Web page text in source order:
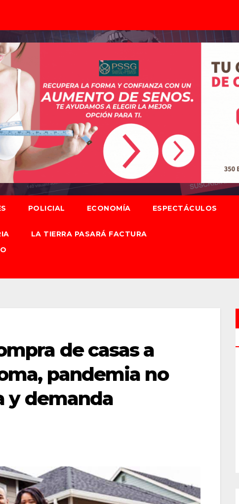
POLICIAL ECONOMÍA ESPECTÁCULOS
LA TIERRA PASARÁ FACTURA
de casas a
pandemia no
y demanda